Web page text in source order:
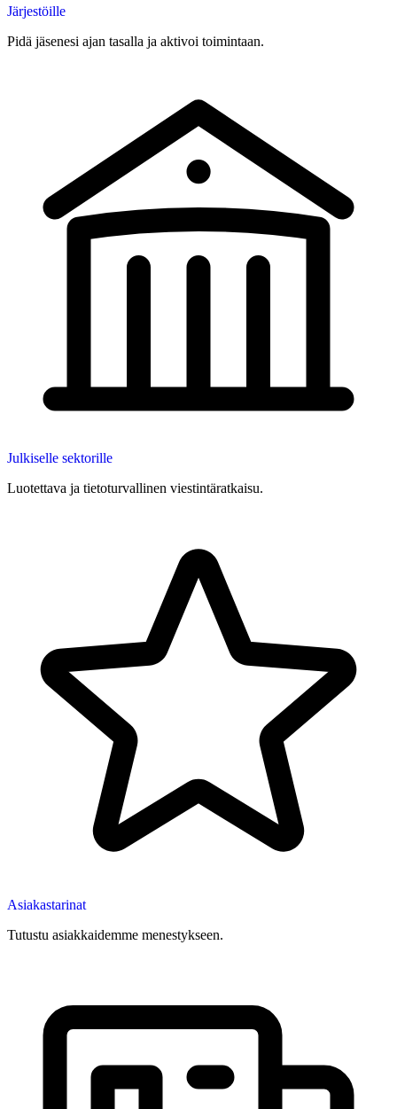
Järjestöille
Pidä jäsenesi ajan tasalla ja aktivoi toimintaan.
Julkiselle sektorille
Luotettava ja tietoturvallinen viestintäratkaisu.
Asiakastarinat
Tutustu asiakkaidemme menestykseen.